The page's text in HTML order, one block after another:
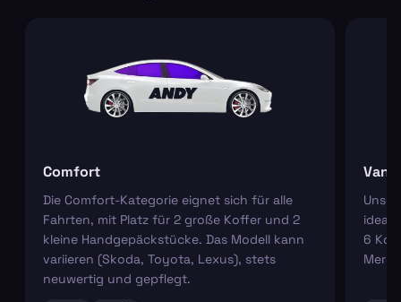
Comfort
Die Comfort-Kategorie eignet sich für alle
Fahrten, mit Platz für 2 große Koffer und 2
kleine Handgepäckstücke. Das Modell kann
variieren (Skoda, Toyota, Lexus), stets
neuwertig und gepflegt.
Van
ideal
6